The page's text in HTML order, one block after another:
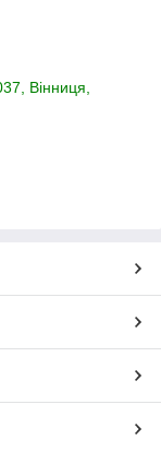
Вінниця,